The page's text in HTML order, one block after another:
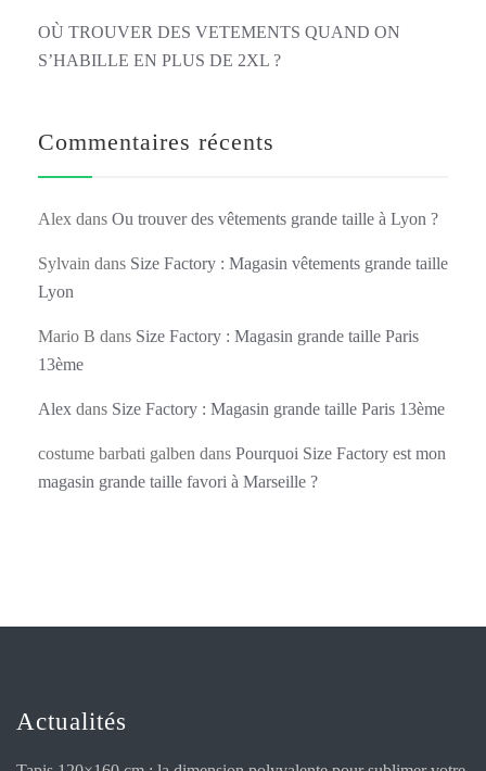
OÙ TROUVER DES VETEMENTS QUAND ON
S’HABILLE EN PLUS DE 2XL ?
Commentaires récents
Alex dans Ou trouver des vêtements grande taille à Lyon ?
Sylvain dans Size Factory : Magasin vêtements grande taille
Lyon
Mario B dans Size Factory : Magasin grande taille Paris
13ème
Alex dans Size Factory : Magasin grande taille Paris 13ème
costume barbati galben dans Pourquoi Size Factory est mon
magasin grande taille favori à Marseille ?
Actualités